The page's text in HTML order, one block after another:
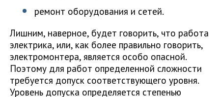
ремонт оборудования и сетей.
Лишним, наверное, будет говорить, что работа
электрика, или, как более правильно говорить,
электромонтера, является особо опасной.
Поэтому для работ определенной сложности
требуется допуск соответствующего уровня.
Уровень допуска определяется степенью